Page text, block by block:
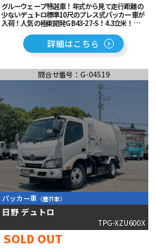
グルーウェーブ特選車！年式から見て走行距離の
少ないデュトロ標準10尺のプレス式パッカー車が
入荷！人気の極東開発GB43-27-S！4.3立米！連
ックカメラ装着済み！車線逸脱警報等安全装備も
充実！
詳細はこちら
問合せ番号：G-04519
パッカー車 （塵芥車）
日野 デュトロ
TPG-XZU600X
SOLD OUT